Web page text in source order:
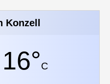
Konzell
16°C